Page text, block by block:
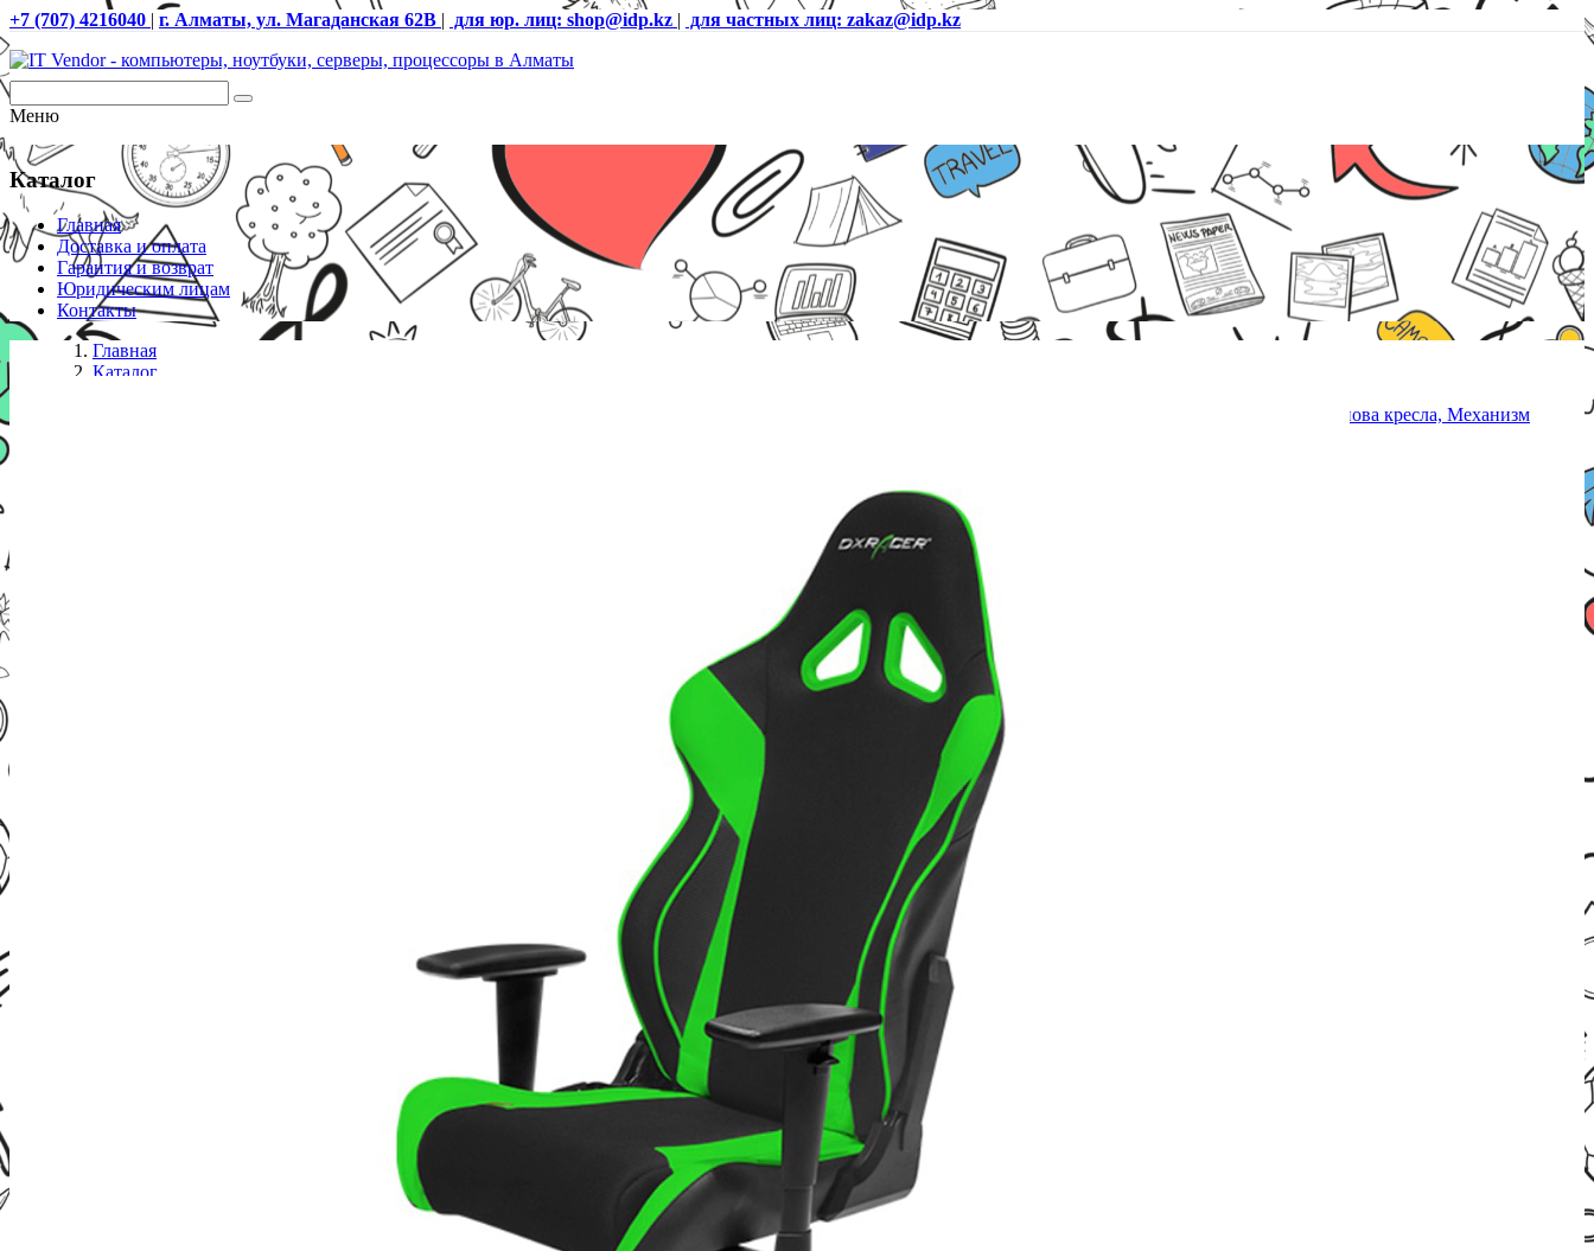
+7 (707) 4216040 | г. Алматы, ул. Магаданская 62В | для юр. лиц: shop@idp.kz | для частных лиц: zakaz@idp.kz
Меню
Каталог
Главная
Доставка и оплата
Гарантия и возврат
Юридическим лицам
Контакты
Главная
Каталог
Игровое компьютерное кресло, DX Racer, OH/RW106/NE, ПУ экокожа, Вид наполнителя: губчатая пена высокой плотности (54 кг/м?), Металлическая основа кресла, Механизм